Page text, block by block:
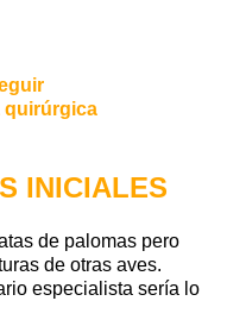
quirúrgica
INICIALES
de palomas pero
de otras aves.
especialista sería lo